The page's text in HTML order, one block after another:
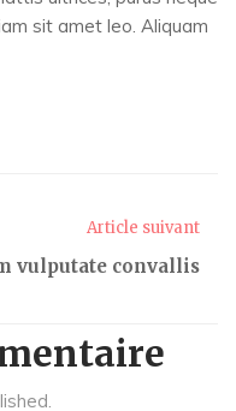
sit amet leo. Aliquam
Article suivant
vulputate convallis